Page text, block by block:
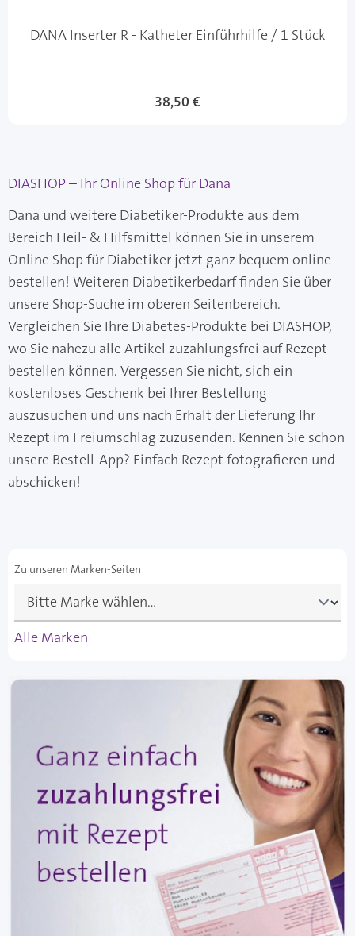
DANA Inserter R - Katheter Einführhilfe / 1 Stück
38,50 €
DIASHOP – Ihr Online Shop für Dana
Dana und weitere Diabetiker-Produkte aus dem
Bereich Heil- & Hilfsmittel können Sie in unserem
Online Shop für Diabetiker jetzt ganz bequem online
bestellen! Weiteren Diabetikerbedarf finden Sie über
unsere Shop-Suche im oberen Seitenbereich.
Vergleichen Sie Ihre Diabetes-Produkte bei DIASHOP,
wo Sie nahezu alle Artikel zuzahlungsfrei auf Rezept
bestellen können. Vergessen Sie nicht, sich ein
kostenloses Geschenk bei Ihrer Bestellung
auszusuchen und uns nach Erhalt der Lieferung Ihr
Rezept im Freiumschlag zuzusenden. Kennen Sie schon
unsere Bestell-App? Einfach Rezept fotografieren und
abschicken!
Zu unseren Marken-Seiten
Alle Marken